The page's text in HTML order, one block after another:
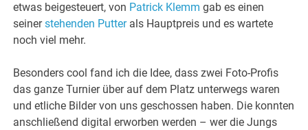
etwas beigesteuert, von Patrick Klemm gab es einen
seinerstehenden Putterals Hauptpreis und es wartete
noch viel mehr.
Besonders cool fand ich die Idee, dass zwei Foto-Profis
das ganze Turnier über auf dem Platz unterwegs waren
und etliche Bilder von uns geschossen haben. Die konnten
anschließend digital erworben werden – wer die Jungs